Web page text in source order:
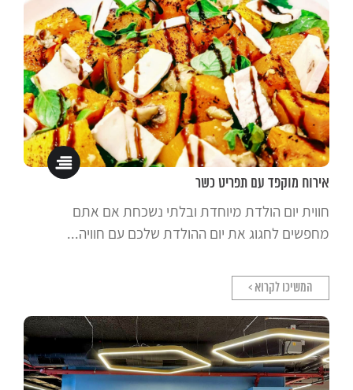
אירוח מוקפד עם תפריט כשר
חווית יום הולדת מיוחדת ובלתי נשכחת אם אתם
מחפשים לחגוג את יום ההולדת שלכם עם חוויה...
המשיכו לקרוא >